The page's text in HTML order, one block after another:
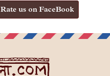
Rate us on FaceBook